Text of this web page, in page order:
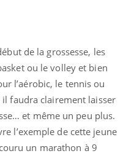
de la grossesse, les
ou le volley et bien
l’aérobic, le tennis ou
il faudra clairement laisser
et même un peu plus.
l’exemple de cette jeune
un marathon à 9